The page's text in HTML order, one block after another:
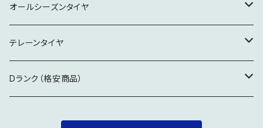
16インチ
17インチ
18インチ
16インチ
17インチ
18インチ
オールシーズンタイヤ
19インチ
テレーンタイヤ
18インチ
Dランク（格安商品）